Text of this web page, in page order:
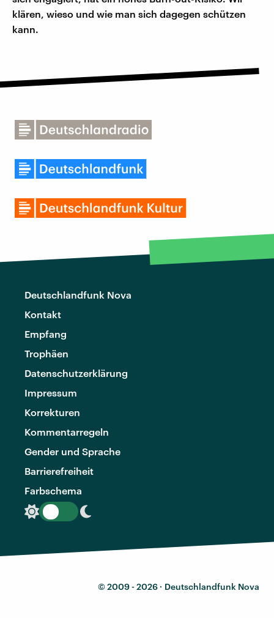
klären, wieso und wie man sich dagegen schützen
kann.
Deutschlandfunk Nova
Kontakt
Empfang
Trophäen
Datenschutzerklärung
Impressum
Korrekturen
Kommentarregeln
Gender und Sprache
Barrierefreiheit
Farbschema
© 2009 - 2026 · Deutschlandfunk Nova